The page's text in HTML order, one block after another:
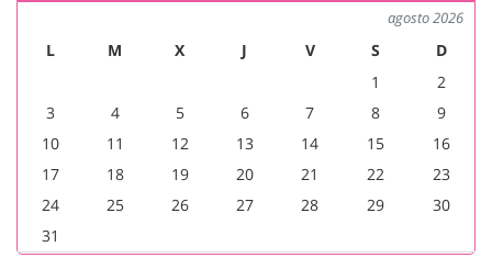
agosto 2026
L M X J V S
D
1
2
3
4 5 6 7 8
9
10
11 12 13 14 15
16
17
18 19 20 21 22
23
24
25 26 27 28 29
30
31